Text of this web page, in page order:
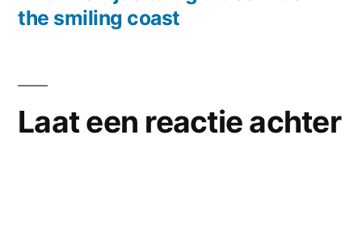
the smiling coast
Laat een reactie achter